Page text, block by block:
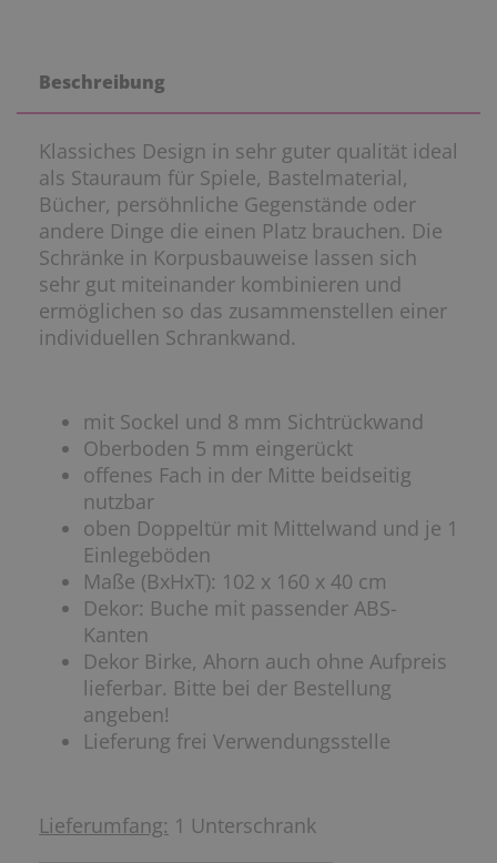
Beschreibung
Klassiches Design in sehr guter qualität ideal
als Stauraum für Spiele, Bastelmaterial,
Bücher, persöhnliche Gegenstände oder
andere Dinge die einen Platz brauchen. Die
Schränke in Korpusbauweise lassen sich
sehr gut miteinander kombinieren und
ermöglichen so das zusammenstellen einer
individuellen Schrankwand.
mit Sockel und 8 mm Sichtrückwand
Oberboden 5 mm eingerückt
offenes Fach in der Mitte beidseitig
nutzbar
oben Doppeltür mit Mittelwand und je 1
Einlegeböden
Maße (BxHxT): 102 x 160 x 40 cm
Dekor: Buche mit passender ABS-
Kanten
Dekor Birke, Ahorn auch ohne Aufpreis
lieferbar. Bitte bei der Bestellung
angeben!
Lieferung frei Verwendungsstelle
Lieferumfang: 1 Unterschrank